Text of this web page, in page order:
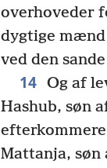
overhoveder
dygtige
ved den
14 Og af
Hashub, søn
Mattanja, søn